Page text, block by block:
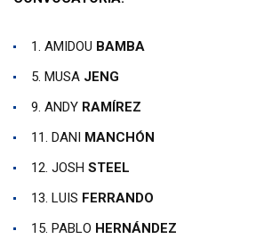
1. AMIDOU BAMBA
5. MUSA JENG
9. ANDY RAMÍREZ
11. DANI MANCHÓN
12. JOSH STEEL
13. LUIS FERRANDO
15. PABLO HERNÁNDEZ